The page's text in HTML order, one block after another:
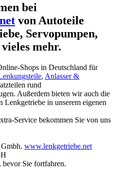
bei
von Autoteile
Servopumpen,
mehr.
Shops in Deutschland für
, Anlasser &
rund
Außerdem bieten wir auch die
Lenkgetriebe in unserem eigenen
Service bekommen Sie von uns
www.lenkgetriebe.net
Sie fortfahren.